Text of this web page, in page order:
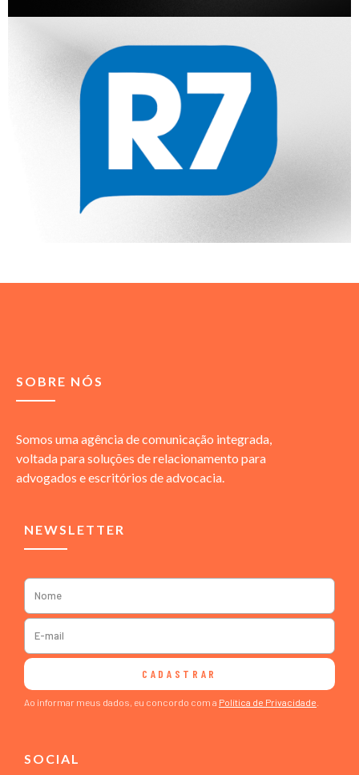
SOBRE NÓS
Somos uma agência de comunicação integrada,
voltada para soluções de relacionamento para
advogados e escritórios de advocacia.
NEWSLETTER
CADASTRAR
Ao informar meus dados, eu concordo com a Política de Privacidade
SOCIAL